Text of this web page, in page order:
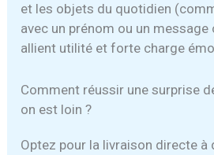
et les objets du quotidien
avec un prénom ou un
allient utilité et forte charge
Comment réussir une surprise
on est loin ?
Optez pour la livraison directe à